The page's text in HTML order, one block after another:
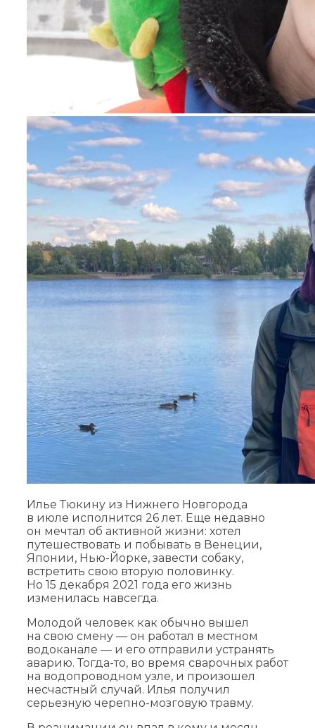
Илье Тюкину из Нижнего Новгорода
в июле исполнится 26 лет. Еще недавно
он мечтал об активной жизни: хотел
путешествовать и побывать в Венеции,
Японии, Нью-Йорке, завести собаку,
встретить свою вторую половинку.
Но 15 декабря 2021 года его жизнь
изменилась навсегда.
Молодой человек как обычно вышел
на свою смену — он работал в местном
водоканале — и его отправили устранять
аварию. Тогда-то, во время сварочных работ
на водопроводном узле, и произошел
несчастный случай. Илья получил
серьезную черепно-мозговую травму.